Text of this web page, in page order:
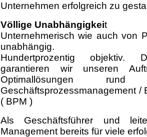
Unternehmen erfolgreich zu
Völlige Unabhängigkeit
Unternehmerisch wie auch von
unabhängig.
Hundertprozentig objektiv.
garantieren wir unseren
Optimallösungen
Geschäftsprozessmanagement /
( BPM )
Als Geschäftsführer und
Management bereits für viele